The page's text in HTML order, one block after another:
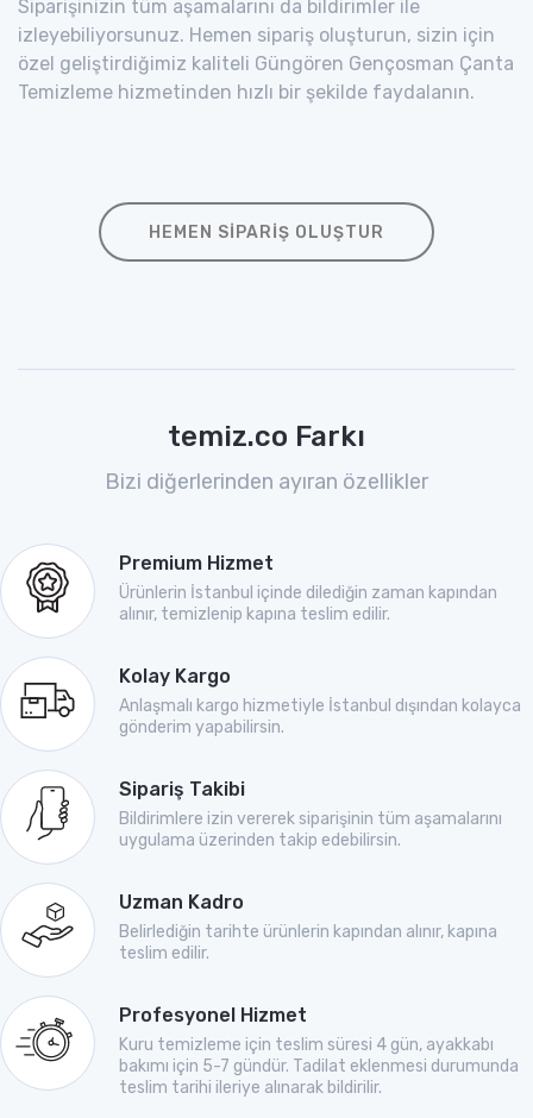
Siparişinizin tüm aşamalarını da bildirimler ile
izleyebiliyorsunuz. Hemen sipariş oluşturun, sizin için
özel geliştirdiğimiz kaliteli Güngören Gençosman Çanta
Temizleme hizmetinden hızlı bir şekilde faydalanın.
HEMEN SIPARIŞ OLUŞTUR
temiz.co Farkı
Bizi diğerlerinden ayıran özellikler
Premium Hizmet
Ürünlerin İstanbul içinde dilediğin zaman kapından
alınır, temizlenip kapına teslim edilir.
Kolay Kargo
Anlaşmalı kargo hizmetiyle İstanbul dışından kolayca
gönderim yapabilirsin.
Sipariş Takibi
Bildirimlere izin vererek siparişinin tüm aşamalarını
uygulama üzerinden takip edebilirsin.
Uzman Kadro
Belirlediğin tarihte ürünlerin kapından alınır, kapına
teslim edilir.
Profesyonel Hizmet
Kuru temizleme için teslim süresi 4 gün, ayakkabı
bakımı için 5-7 gündür. Tadilat eklenmesi durumunda
teslim tarihi ileriye alınarak bildirilir.